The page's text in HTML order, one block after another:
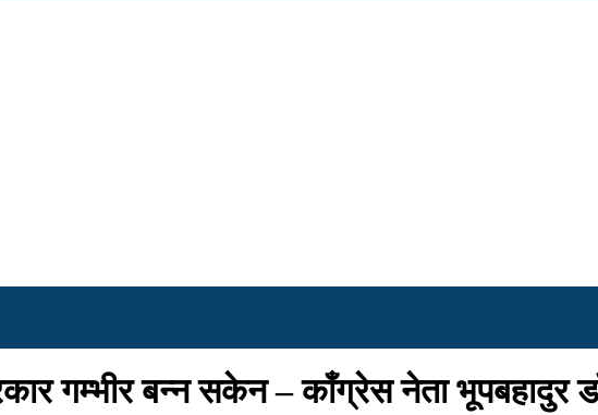
गम्भीर बन्न सकेन – काँग्रेस नेता भूपबहादुर